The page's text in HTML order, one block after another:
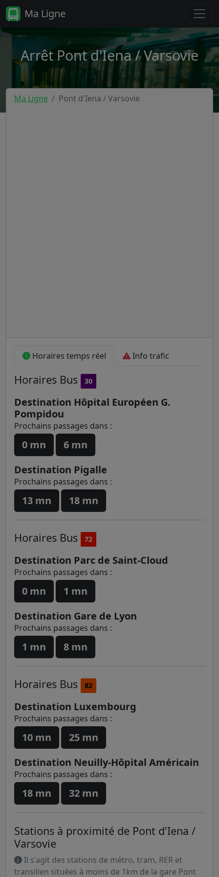
Ma Ligne
Arrêt Pont d'Iena / Varsovie
Ma Ligne Pont d'Iena / Varsovie
Horaires temps réel Info trafic
Horaires Bus 30
Destination Hôpital Européen G.
Pompidou
Prochains passages dans :
0 mn
6 mn
Destination Pigalle
Prochains passages dans :
13 mn 18 mn
Horaires Bus 72
Destination Parc de Saint-Cloud
Prochains passages dans :
0 mn
1 mn
Destination Gare de Lyon
Prochains passages dans :
1 mn 8 mn
Horaires Bus 82
Destination Luxembourg
Prochains passages dans :
10 mn
25 mn
Destination Neuilly-Hôpital Américain
Prochains passages dans :
18 mn 32 mn
Stations à proximité de Pont d'Iena /
Varsovie
Il s'agit des stations de métro, tram, RER et
transilien situées à moins de 1km de la gare Pont